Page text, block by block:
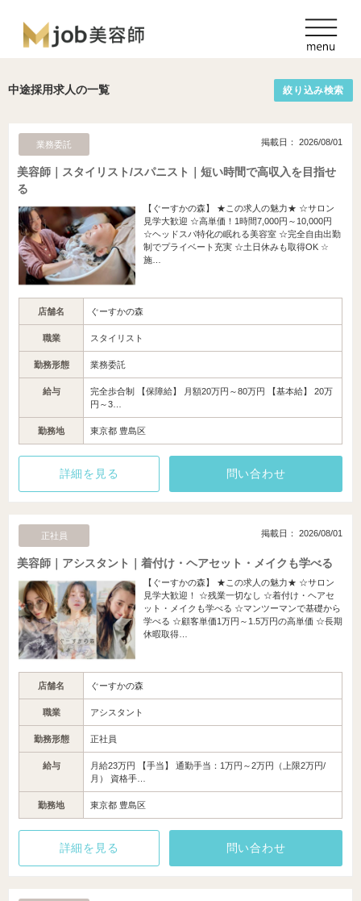
中途採用求人の一覧 絞り込み検索
業務委託 掲載日： 2026/08/01
美容師｜スタイリスト/スパニスト｜短い時間で高収入を目指せ
る
【ぐーすかの森】 ★この求人の魅力★ ☆サロン
見学大歓迎 ☆高単価！1時間7,000円～10,000円
☆ヘッドスパ特化の眠れる美容室 ☆完全自由出勤
制でプライベート充実 ☆土日休みも取得OK ☆
施…
店舗名 ぐーすかの森
職業 スタイリスト
勤務形態 業務委託
給与
完全歩合制 【保障給】 月額20万円～80万円 【基本給】 20万
円～3…
勤務地 東京都 豊島区
詳細を見る 問い合わせ
正社員 掲載日： 2026/08/01
美容師｜アシスタント｜着付け・ヘアセット・メイクも学べる
【ぐーすかの森】 ★この求人の魅力★ ☆サロン
見学大歓迎！ ☆残業一切なし ☆着付け・ヘアセ
ット・メイクも学べる ☆マンツーマンで基礎から
学べる ☆顧客単価1万円～1.5万円の高単価 ☆長期
休暇取得…
店舗名 ぐーすかの森
職業 アシスタント
勤務形態 正社員
給与
月給23万円 【手当】 通勤手当：1万円～2万円（上限2万円/
月） 資格手…
勤務地 東京都 豊島区
詳細を見る 問い合わせ